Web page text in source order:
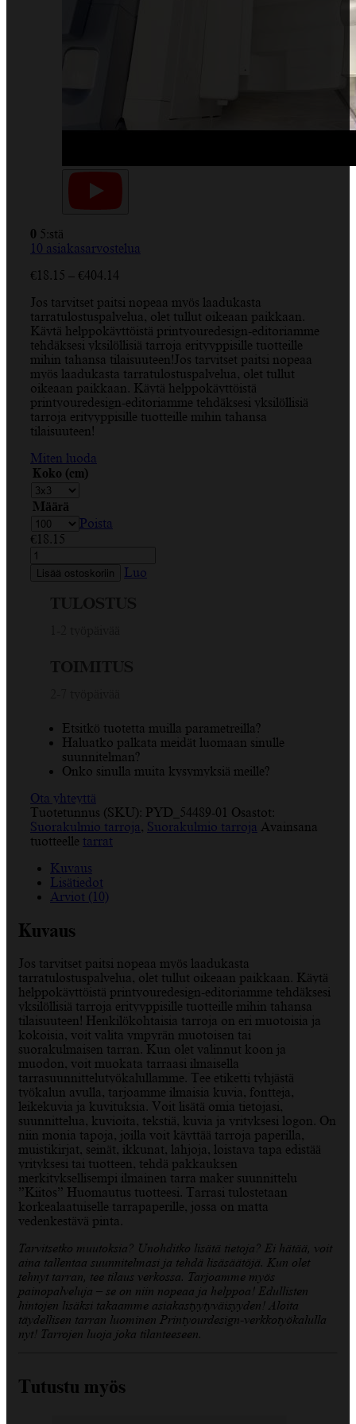
0 5:stä
10 asiakasarvostelua
€18.15 – €404.14
-
€404.14
Jos tarvitset paitsi nopeaa myös laadukasta
tarratulostuspalvelua, olet tullut oikeaan paikkaan.
Käytä helppokäyttöistä printyouredesign-editoriamme
tehdäksesi yksilöllisiä tarroja erityyppisille tuotteille
mihin tahansa tilaisuuteen!Jos tarvitset paitsi nopeaa
myös laadukasta tarratulostuspalvelua, olet tullut
oikeaan paikkaan. Käytä helppokäyttöistä
printyouredesign-editoriamme tehdäksesi yksilöllisiä
tarroja erityyppisille tuotteille mihin tahansa
tilaisuuteen!
Miten luoda
Koko (cm)
Määrä
Poista
€18.15
Kiitos,
Apple
Flowers,
Lisää ostoskoriin Luo
Etsitkö tuotetta muilla parametreilla?
Haluatko palkata meidät luomaan sinulle
suunnitelman?
Onko sinulla muita kysymyksiä meille?
Ota yhteyttä
Tuotetunnus (SKU): PYD_54489-01 Osastot:
Suorakulmio tarroja, Suorakulmio tarroja Avainsana
tuotteelle tarrat
Kuvaus
Lisätiedot
Arviot (10)
Kuvaus
Jos tarvitset paitsi nopeaa myös laadukasta
tarratulostuspalvelua, olet tullut oikeaan paikkaan. Käytä
helppokäyttöistä printyouredesign-editoriamme tehdäksesi
yksilöllisiä tarroja erityyppisille tuotteille mihin tahansa
tilaisuuteen! Henkilökohtaisia tarroja on eri muotoisia ja
kokoisia, voit valita ympyrän muotoisen tai
suorakulmaisen tarran. Kun olet valinnut koon ja
muodon, voit muokata tarraasi ilmaisella
tarrasuunnittelutyökalullamme. Tee etiketti tyhjästä
työkalun avulla, tarjoamme ilmaisia kuvia, fontteja,
leikekuvia ja kuvituksia. Voit lisätä omia tietojasi,
suunnittelua, kuvioita, tekstiä, kuvia ja yrityksesi logon. On
niin monia tapoja, joilla voit käyttää tarroja paperilla,
muistikirjat, seinät, ikkunat, lahjoja, loistava tapa edistää
yrityksesi tai tuotteen, tehdä pakkauksen
merkityksellisempi ilmainen tarra maker suunnittelu
”Kiitos” Huomautus tuotteesi. Tarrasi tulostetaan
korkealaatuiselle tarrapaperille, jossa on matta
vedenkestävä pinta.
Tarvitsetko muutoksia? Unohditko lisätä tietoja? Ei hätää, voit
aina tallentaa suunnitelmasi ja tehdä lisäsäätöjä. Kun olet
tehnyt tarran, tee tilaus verkossa. Tarjoamme myös
painopalveluja – se on niin nopeaa ja helppoa! Edullisten
hintojen lisäksi takaamme asiakastyytyväisyyden! Aloita
täydellisen tarran luominen Printyourdesign-verkkotyökalulla
nyt! Tarrojen luoja joka tilanteeseen.
Tutustu myös